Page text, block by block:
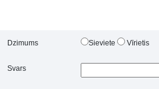
Dzimums Sieviete Vīrietis
Svars